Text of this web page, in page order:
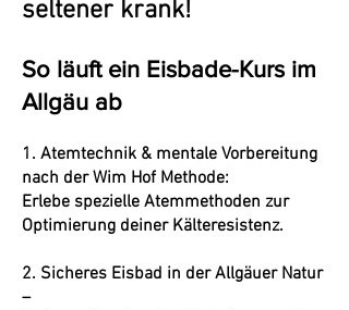
seltener krank!
So läuft ein Eisbade-Kurs im
Allgäu ab
1. Atemtechnik & mentale Vorbereitung
nach der Wim Hof Methode:
Erlebe spezielle Atemmethoden zur
Optimierung deiner Kälteresistenz.
2. Sicheres Eisbad in der Allgäuer Natur
–